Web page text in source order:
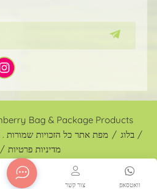
Co.,Ltd כל הזכויות שמורות .רשת נתמכת מפת אתר / בלוג /
/ מדיניות פרטיות
וואטסאפ צור קשר